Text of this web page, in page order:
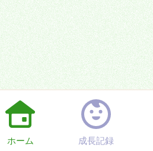
ホーム 成長記録